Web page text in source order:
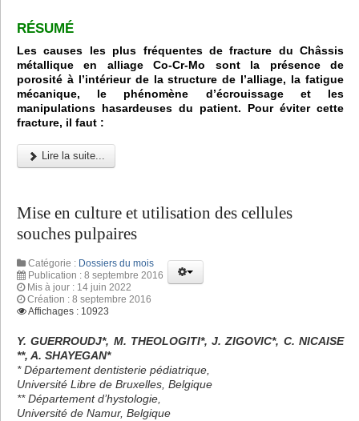
RÉSUMÉ
Les causes les plus fréquentes de fracture du Châssis
métallique en alliage Co-Cr-Mo sont la présence de
porosité à l’intérieur de la structure de l’alliage, la fatigue
mécanique, le phénomène d’écrouissage et les
manipulations hasardeuses du patient. Pour éviter cette
fracture, il faut :
Lire la suite...
Mise en culture et utilisation des cellules
souches pulpaires
Catégorie : Dossiers du mois
Publication : 8 septembre 2016
Mis à jour : 14 juin 2022
Création : 8 septembre 2016
Affichages : 10923
Y. GUERROUDJ*, M. THEOLOGITI*, J. ZIGOVIC*, C. NICAISE
**, A. SHAYEGAN*
* Département dentisterie pédiatrique,
Université Libre de Bruxelles, Belgique
** Département d’hystologie,
Université de Namur, Belgique